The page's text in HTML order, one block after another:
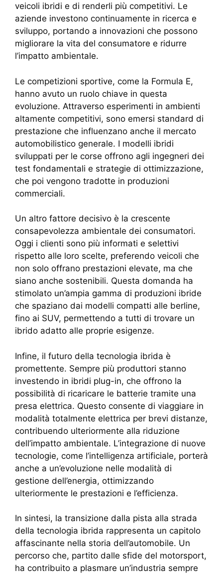
veicoli ibridi e di renderli più competitivi. Le
aziende investono continuamente in ricerca e
sviluppo, portando a innovazioni che possono
migliorare la vita del consumatore e ridurre
l’impatto ambientale.
Le competizioni sportive, come la Formula E,
hanno avuto un ruolo chiave in questa
evoluzione. Attraverso esperimenti in ambienti
altamente competitivi, sono emersi standard di
prestazione che influenzano anche il mercato
automobilistico generale. I modelli ibridi
sviluppati per le corse offrono agli ingegneri dei
test fondamentali e strategie di ottimizzazione,
che poi vengono tradotte in produzioni
commerciali.
Un altro fattore decisivo è la crescente
consapevolezza ambientale dei consumatori.
Oggi i clienti sono più informati e selettivi
rispetto alle loro scelte, preferendo veicoli che
non solo offrano prestazioni elevate, ma che
siano anche sostenibili. Questa domanda ha
stimolato un’ampia gamma di produzioni ibride
che spaziano dai modelli compatti alle berline,
fino ai SUV, permettendo a tutti di trovare un
ibrido adatto alle proprie esigenze.
Infine, il futuro della tecnologia ibrida è
promettente. Sempre più produttori stanno
investendo in ibridi plug-in, che offrono la
possibilità di ricaricare le batterie tramite una
presa elettrica. Questo consente di viaggiare in
modalità totalmente elettrica per brevi distanze,
contribuendo ulteriormente alla riduzione
dell’impatto ambientale. L’integrazione di nuove
tecnologie, come l’intelligenza artificiale, porterà
anche a un’evoluzione nelle modalità di
gestione dell’energia, ottimizzando
ulteriormente le prestazioni e l’efficienza.
In sintesi, la transizione dalla pista alla strada
della tecnologia ibrida rappresenta un capitolo
affascinante nella storia dell’automobile. Un
percorso che, partito dalle sfide del motorsport,
ha contribuito a plasmare un’industria sempre